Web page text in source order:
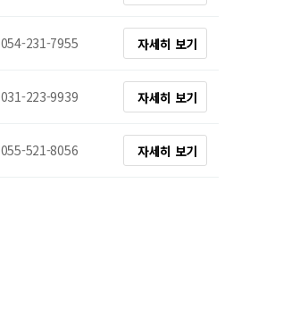
054-231-7955 자세히 보기
031-223-9939 자세히 보기
055-521-8056 자세히 보기